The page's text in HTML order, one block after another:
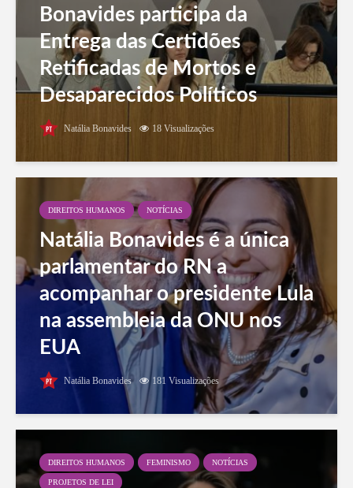
Bonavides participa da
Entrega das Certidões
Retificadas de Mortos e
Desaparecidos Políticos
Natália Bonavides 18 Visualizações
DIREITOS HUMANOS NOTÍCIAS
Natália Bonavides é a única
parlamentar do RN a
acompanhar o presidente Lula
na assembleia da ONU nos
EUA
Natália Bonavides 181 Visualizações
DIREITOS HUMANOS FEMINISMO NOTÍCIAS
PROJETOS DE LEI